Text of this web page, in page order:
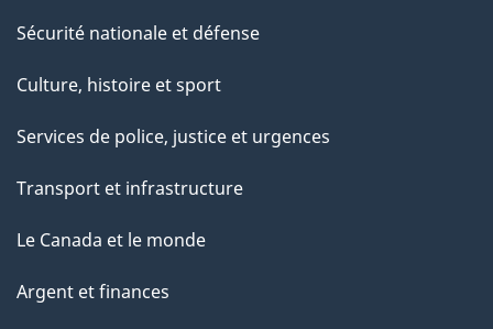
Sécurité nationale et défense
Culture, histoire et sport
Services de police, justice et urgences
Transport et infrastructure
Le Canada et le monde
Argent et finances